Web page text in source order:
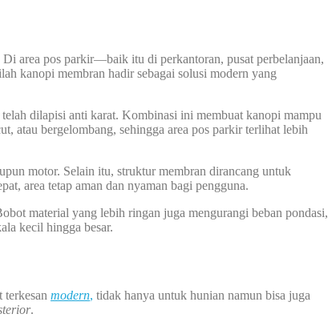
area pos parkir—baik itu di perkantoran, pusat perbelanjaan,
kanopi membran hadir sebagai solusi modern yang
dilapisi anti karat. Kombinasi ini membuat kanopi mampu
atau bergelombang, sehingga area pos parkir terlihat lebih
motor. Selain itu, struktur membran dirancang untuk
area tetap aman dan nyaman bagi pengguna.
material yang lebih ringan juga mengurangi beban pondasi,
kecil hingga besar.
terkesan modern, tidak hanya untuk hunian namun bisa juga
.